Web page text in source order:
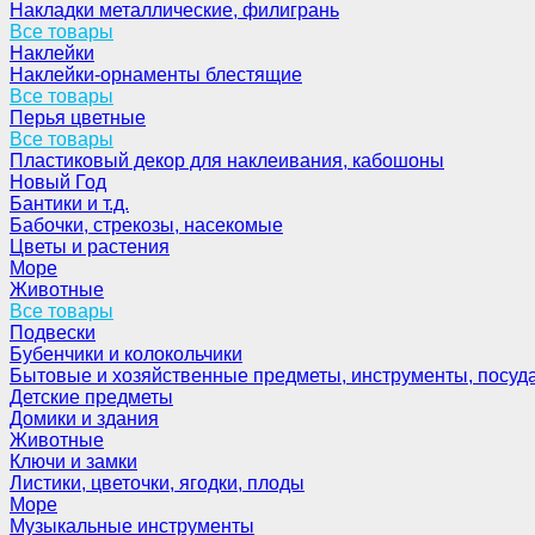
Накладки металлические, филигрань
Все товары
Наклейки
Наклейки-орнаменты блестящие
Все товары
Перья цветные
Все товары
Пластиковый декор для наклеивания, кабошоны
Новый Год
Бантики и т.д.
Бабочки, стрекозы, насекомые
Цветы и растения
Море
Животные
Все товары
Подвески
Бубенчики и колокольчики
Бытовые и хозяйственные предметы, инструменты,
Детские предметы
Домики и здания
Животные
Ключи и замки
Листики, цветочки, ягодки, плоды
Море
Музыкальные инструменты